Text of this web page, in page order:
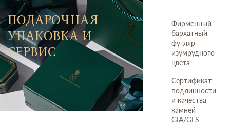
ПОДАРОЧНАЯ
УПАКОВКА И
СЕРВИС
Фирменный
бархатный
футляр
изумрудного
цвета
Сертификат
подлинности
и качества
камней
GIA/GLS